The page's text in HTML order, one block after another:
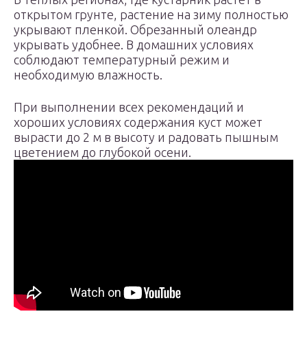
открытом грунте, растение на зиму полностью
укрывают пленкой. Обрезанный олеандр
укрывать удобнее. В домашних условиях
соблюдают температурный режим и
необходимую влажность.
При выполнении всех рекомендаций и
хороших условиях содержания куст может
вырасти до 2 м в высоту и радовать пышным
цветением до глубокой осени.